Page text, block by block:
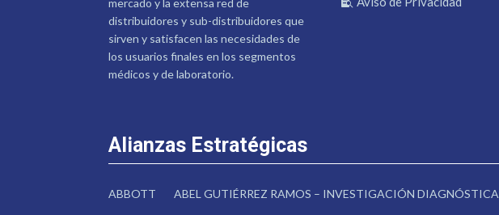
mercado y la extensa red de
distribuidores y sub-distribuidores que
sirven y satisfacen las necesidades de
los usuarios finales en los segmentos
médicos y de laboratorio.
Alianzas Estratégicas
ABBOTT ABEL GUTIÉRREZ RAMOS – INVESTIGACIÓN DIAGNÓSTICA